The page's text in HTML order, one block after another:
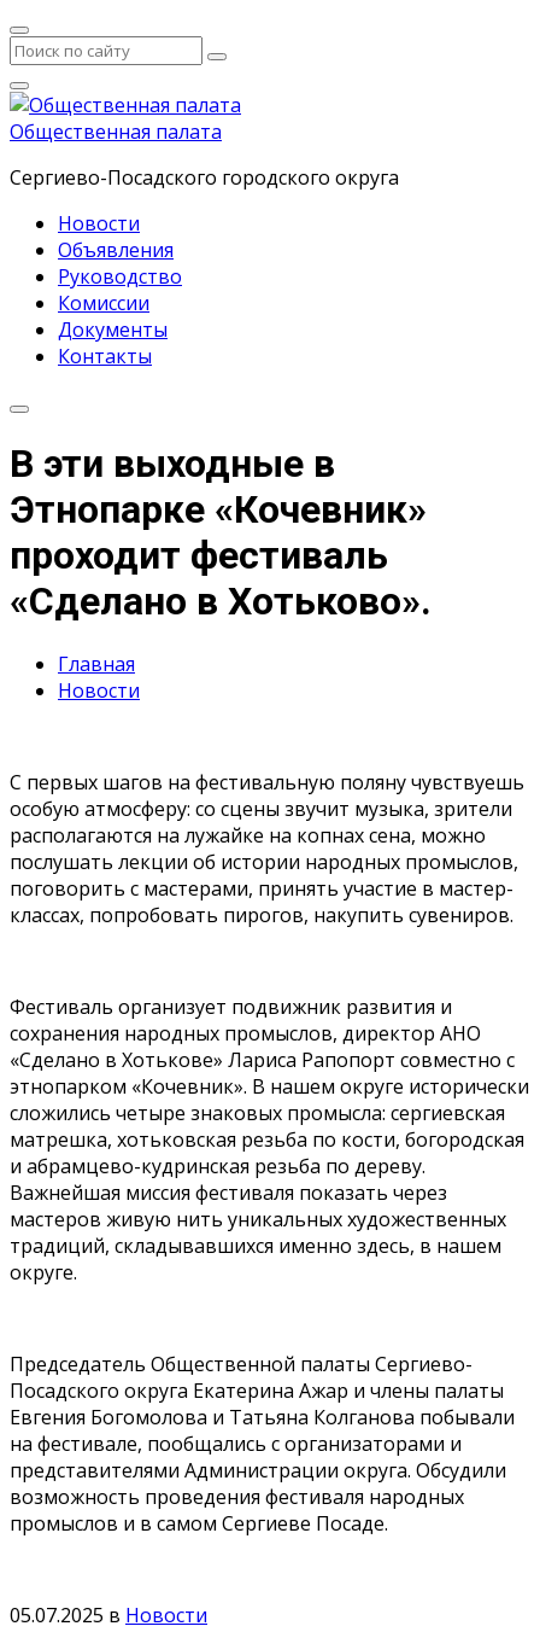
Общественная палата
Сергиево-Посадского городского округа
Новости
Объявления
Руководство
Комиссии
Документы
Контакты
В эти выходные в
Этнопарке «Кочевник»
проходит фестиваль
«Сделано в Хотьково».
Главная
Новости
С первых шагов на фестивальную поляну чувствуешь
особую атмосферу: со сцены звучит музыка, зрители
располагаются на лужайке на копнах сена, можно
послушать лекции об истории народных промыслов,
поговорить с мастерами, принять участие в мастер-
классах, попробовать пирогов, накупить сувениров.
Фестиваль организует подвижник развития и
сохранения народных промыслов, директор АНО
«Сделано в Хотькове» Лариса Рапопорт совместно с
этнопарком «Кочевник». В нашем округе исторически
сложились четыре знаковых промысла: сергиевская
матрешка, хотьковская резьба по кости, богородская
и абрамцево-кудринская резьба по дереву.
Важнейшая миссия фестиваля показать через
мастеров живую нить уникальных художественных
традиций, складывавшихся именно здесь, в нашем
округе.
Председатель Общественной палаты Сергиево-
Посадского округа Екатерина Ажар и члены палаты
Евгения Богомолова и Татьяна Колганова побывали
на фестивале, пообщались с организаторами и
представителями Администрации округа. Обсудили
возможность проведения фестиваля народных
промыслов и в самом Сергиеве Посаде.
05.07.2025 в Новости